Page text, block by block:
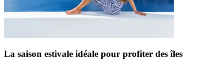
La saison estivale idéale pour profiter des îles